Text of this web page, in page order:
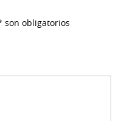
son obligatorios